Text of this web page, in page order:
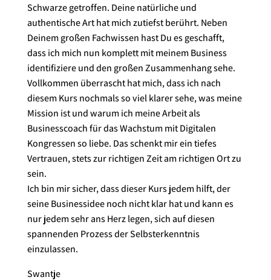
Schwarze getroffen. Deine natürliche und
authentische Art hat mich zutiefst berührt. Neben
Deinem großen Fachwissen hast Du es geschafft,
dass ich mich nun komplett mit meinem Business
identifiziere und den großen Zusammenhang sehe.
Vollkommen überrascht hat mich, dass ich nach
diesem Kurs nochmals so viel klarer sehe, was meine
Mission ist und warum ich meine Arbeit als
Businesscoach für das Wachstum mit Digitalen
Kongressen so liebe. Das schenkt mir ein tiefes
Vertrauen, stets zur richtigen Zeit am richtigen Ort zu
sein.
Ich bin mir sicher, dass dieser Kurs jedem hilft, der
seine Businessidee noch nicht klar hat und kann es
nur jedem sehr ans Herz legen, sich auf diesen
spannenden Prozess der Selbsterkenntnis
einzulassen.
Swantje